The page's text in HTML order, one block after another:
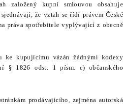
založený kupní smlouvou obsahuje
že vztah se řídí právem České
práva spotřebitele vyplývající z obecně
ke kupujícímu vázán žádnými kodexy
§ 1826 odst. 1 písm. e) občanského
prodávajícího, zejména autorská